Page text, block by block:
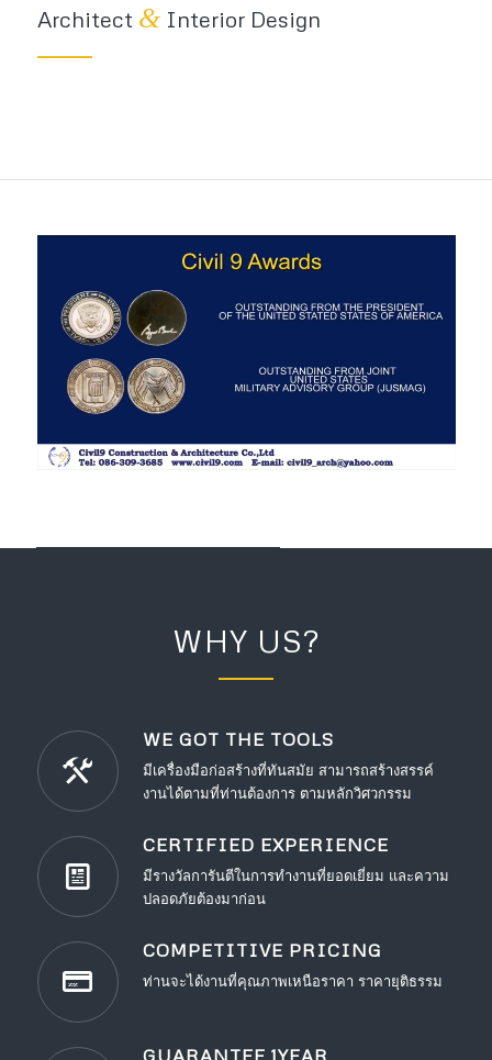
Architect &Interior Design
WHY US?
WE GOT THE TOOLS
มีเครื่องมือก่อสร้างที่ทันสมัย สามารถสร้างสรรค์
งานได้ตามที่ท่านต้องการ ตามหลักวิศวกรรม
CERTIFIED EXPERIENCE
มีรางวัลการันตีในการทำงานที่ยอดเยี่ยม และความ
ปลอดภัยต้องมาก่อน
COMPETITIVE PRICING
ท่านจะได้งานที่คุณภาพเหนือราคา ราคายุติธรรม